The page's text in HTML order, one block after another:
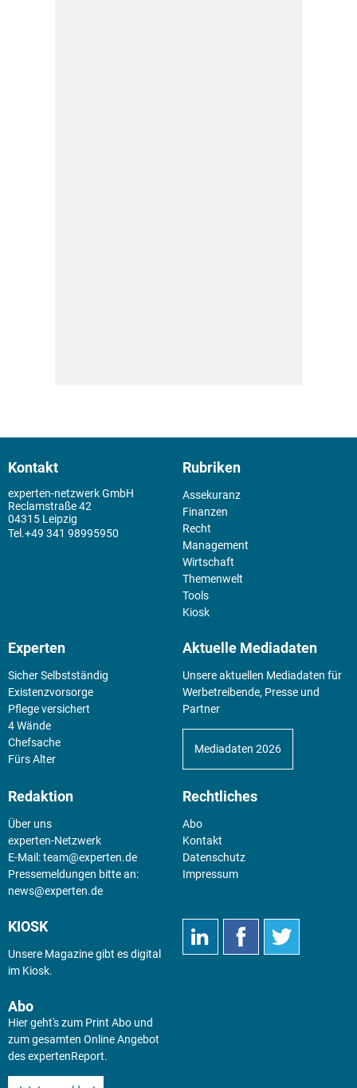
Kontakt
experten-netzwerk GmbH
Reclamstraße 42
04315 Leipzig
+49 341 98995950
Rubriken
Assekuranz
Finanzen
Recht
Management
Wirtschaft
Themenwelt
Tools
Kiosk
Experten
Sicher Selbstständig
Existenz­vorsorge
Pflege versichert
4 Wände
Chefsache
Fürs Alter
Aktuelle Mediadaten
Unsere aktuellen Mediadaten für
Werbetreibende, Presse und
Partner
Mediadaten 2026
Redaktion
Über uns
experten-Netzwerk
E-Mail:team@experten.de
Pressemeldungen bitte an:
news@experten.de
Rechtliches
Abo
Kontakt
Datenschutz
Impressum
KIOSK
Unsere Magazine gibt es digital
im Kiosk.
Abo
Hier geht's zum Print Abo und
zum gesamten Online Angebot
des expertenReport.